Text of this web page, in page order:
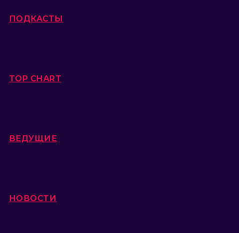
ПОДКАСТЫ
TOP CHART
ВЕДУЩИЕ
НОВОСТИ